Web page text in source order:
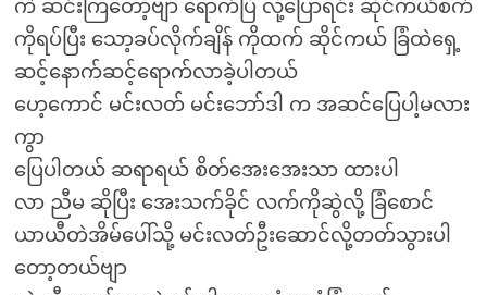
ကဲ ဆင်းကြတော့ဗျာ ရောက်ပြီ လို့ပြောရင်း ဆိုင်ကယ်စက်
ကိုရပ်ပြီး သော့ခပ်လိုက်ချိန် ကိုထက် ဆိုင်ကယ် ခြံထဲရှေ့
ဆင့်နောက်ဆင့်ရောက်လာခဲ့ပါတယ်
ဟေ့ကောင် မင်းလတ် မင်းဘော်ဒါ က အဆင်ပြေပါ့မလား
ကွာ
ပြေပါတယ် ဆရာရယ် စိတ်အေးအေးသာ ထားပါ
လာ ညီမ ဆိုပြီး အေးသက်ခိုင် လက်ကိုဆွဲလို့ ခြံစောင်
ယာယီတဲအိမ်ပေါ်သို့ မင်းလတ်ဦးဆောင်လို့တတ်သွားပါ
တော့တယ်ဗျာ